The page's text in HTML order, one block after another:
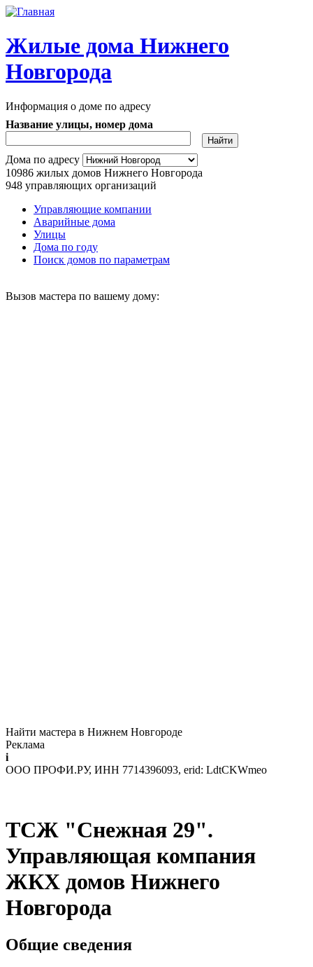
Перейти к основному содержанию
Жилые дома Нижнего
Новгорода
Информация о доме по адресу
Адрес дома
Название улицы, номер дома
Дома по адресу
10986 жилых домов Нижнего Новгорода
948 управляющих организаций
Главное меню
Управляющие компании
Аварийные дома
Улицы
Дома по году
Поиск домов по параметрам
Вызов мастера по вашему дому:
Найти мастера в Нижнем Новгороде
Реклама
i
ООО ПРОФИ.РУ, ИНН 7714396093, erid: LdtCKWmeo
ТСЖ "Снежная 29".
Управляющая компания
ЖКХ домов Нижнего
Новгорода
Общие сведения